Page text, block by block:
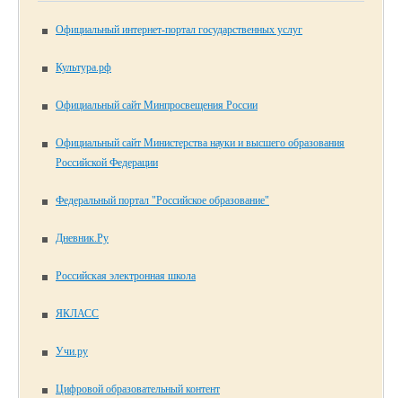
Официальный интернет-портал государственных услуг
Культура.рф
Официальный сайт Минпросвещения России
Официальный сайт Министерства науки и высшего образования
Российской Федерации
Федеральный портал "Российское образование"
Дневник.Ру
Российская электронная школа
ЯКЛАСС
Учи.ру
Цифровой образовательный контент